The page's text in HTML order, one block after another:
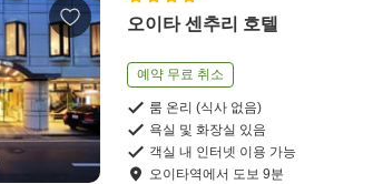
오이타 센추리 호텔
예약 무료 취소
룸 온리 (식사 없음)
욕실 및 화장실 있음
객실 내 인터넷 이용 가능
오이타역에서 도보 9분